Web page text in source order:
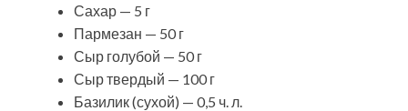
Сахар — 5 г
Пармезан — 50 г
Сыр голубой — 50 г
Сыр твердый — 100 г
Базилик (сухой) — 0,5 ч. л.